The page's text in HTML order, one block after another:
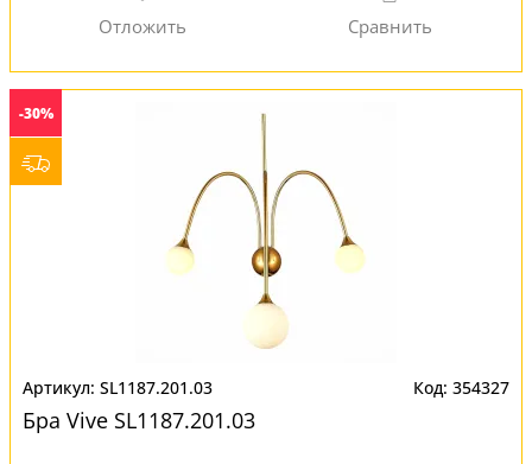
-30%
SL1187.201.03 354327
Бра Vive SL1187.201.03